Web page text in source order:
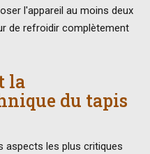
l'appareil au moins deux
de refroidir complètement
la
du tapis
aspects les plus critiques